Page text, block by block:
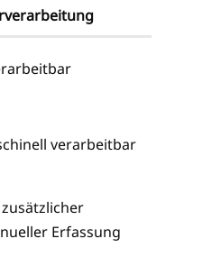
verarbeitbar
Erfassung